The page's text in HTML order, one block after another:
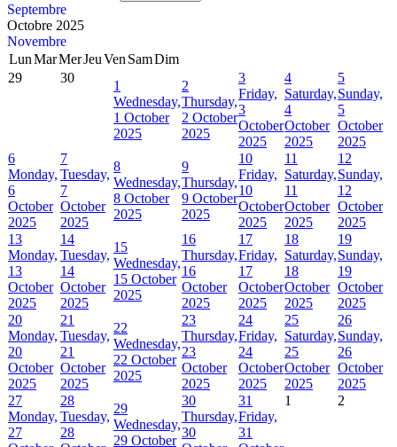
Septembre
Octobre 2025
Novembre
LunMarMerJeuVen SamDim
29
30
1
Wednesday,
1 October
2025
2
Thursday,
2 October
2025
3
Friday,
3
October
2025
4
Saturday,
4
October
2025
5
Sunday,
5
October
2025
6
Monday,
6
October
2025
7
Tuesday,
7
October
2025
8
Wednesday,
8 October
2025
9
Thursday,
9 October
2025
10
Friday,
10
October
2025
11
Saturday,
11
October
2025
12
Sunday,
12
October
2025
13
Monday,
13
October
2025
14
Tuesday,
14
October
2025
15
Wednesday,
15 October
2025
16
Thursday,
16
October
2025
17
Friday,
17
October
2025
18
Saturday,
18
October
2025
19
Sunday,
19
October
2025
20
Monday,
20
October
2025
21
Tuesday,
21
October
2025
22
Wednesday,
22 October
2025
23
Thursday,
23
October
2025
24
Friday,
24
October
2025
25
Saturday,
25
October
2025
26
Sunday,
26
October
2025
27
Monday,
27
28
Tuesday,
28
29
Wednesday,
29 October
30
Thursday,
30
31
Friday,
31
1 2